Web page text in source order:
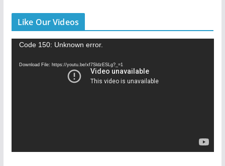
Like Our Videos
Code 150: Unknown error.
Download File: https://youtu.be/xf7SldzESLg?_=1